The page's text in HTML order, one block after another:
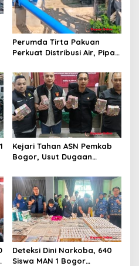
Perumda Tirta Pakuan
Perkuat Distribusi Air, Pipa
Beroperasi
Kejari Tahan ASN Pemkab
Bogor, Usut Dugaan
Utara Rp93 Miliar
Deteksi Dini Narkoba, 640
Siswa MAN 1 Bogor